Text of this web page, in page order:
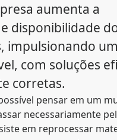
aumenta a
disponibilidade
impulsionando
com soluções
corretas.
pensar em um
necessariamente
em reprocessar